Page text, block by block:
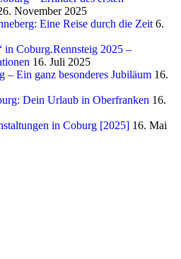
November 2025
Eine Reise durch die Zeit 6.
in Coburg.Rennsteig 2025 –
16. Juli 2025
– Ein ganz besonderes Jubiläum 16.
Dein Urlaub in Oberfranken 16.
in Coburg [2025] 16. Mai